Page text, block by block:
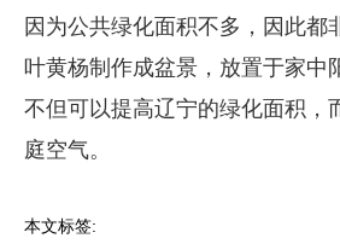
因为公共绿化面积不多，因此都
叶黄杨制作成盆景，放置于家中
不但可以提高辽宁的绿化面积，
庭空气。
本文标签: